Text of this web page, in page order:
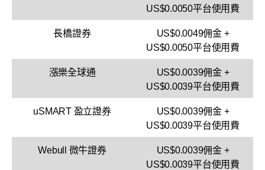
US$0.0050平台使用費
長橋證券
US$0.0049佣金 +
US$0.0050平台使用費
漲樂全球通
US$0.0039佣金 +
US$0.0039平台使用費
uSMART 盈立證券
US$0.0039佣金 +
US$0.0039平台使用費
Webull 微牛證券
US$0.0039佣金 +
US$0.0039平台使用費